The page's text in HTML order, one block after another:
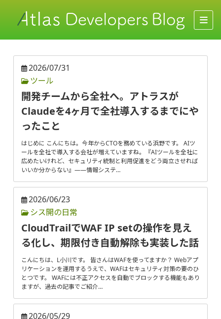
2026/07/31
ツール
開発チームから全社へ。アトラスが
Claudeを4ヶ月で全社導入するまでにや
ったこと
はじめに こんにちは。今年からCTOを務めている浜野です。 AIツ
ールを全社で導入する会社が増えていますね。『AIツールを全社に
広めたいけれど、セキュリティ統制と利用促進をどう両立させれば
いいか分からない』——情報システ…
2026/06/23
シス開の日常
CloudTrailでWAF IP setの操作を見え
る化し、期限付き自動解除も実装した話
こんにちは、L小川です。 皆さんはWAFを使ってますか？ Webアプ
リケーションを運用するうえで、WAFはセキュリティ対策の要のひ
とつです。 WAFには不正アクセスを自動でブロックする機能もあり
ますが、過去の記事でご紹介…
2026/05/29